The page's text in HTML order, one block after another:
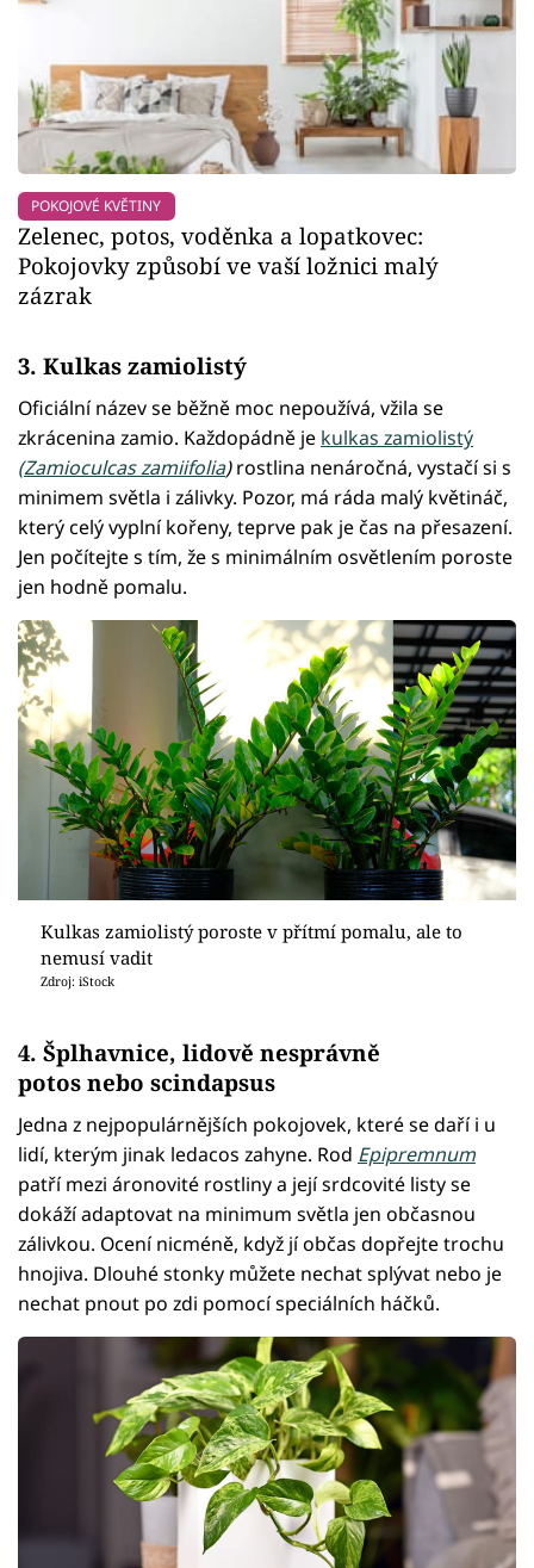
POKOJOVÉ KVĚTINY
Zelenec, potos, voděnka a lopatkovec:
Pokojovky způsobí ve vaší ložnici malý
zázrak
3. Kulkas zamiolistý
Oficiální název se běžně moc nepoužívá, vžila se
zkrácenina zamio. Každopádně je kulkas zamiolistý
(Zamioculcas zamiifolia)rostlina nenáročná, vystačí si s
minimem světla i zálivky. Pozor, má ráda malý květináč,
který celý vyplní kořeny, teprve pak je čas na přesazení.
Jen počítejte s tím, že s minimálním osvětlením poroste
jen hodně pomalu.
Kulkas zamiolistý poroste v přítmí pomalu, ale to
nemusí vadit
Zdroj: iStock
4. Šplhavnice, lidově nesprávně
potos nebo scindapsus
Jedna z nejpopulárnějších pokojovek, které se daří i u
lidí, kterým jinak ledacos zahyne. Rod Epipremnum
patří mezi áronovité rostliny a její srdcovité listy se
dokáží adaptovat na minimum světla jen občasnou
zálivkou. Ocení nicméně, když jí občas dopřejte trochu
hnojiva. Dlouhé stonky můžete nechat splývat nebo je
nechat pnout po zdi pomocí speciálních háčků.